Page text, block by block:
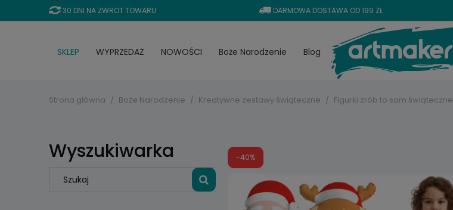
30 DNI NA ZWROT TOWARU DARMOWA DOSTAWA OD 199 ZŁ
SKLEP WYPRZEDAŻ NOWOŚCI Boże Narodzenie Blog
Strona główna Boże Narodzenie Kreatywne zestawy świąteczne Figurki zrób to sam świąteczne
Wyszukiwarka -40%